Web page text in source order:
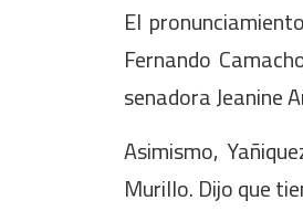
El
Fernando
senadora Jeanine
Asimismo,
Murillo. Dijo que